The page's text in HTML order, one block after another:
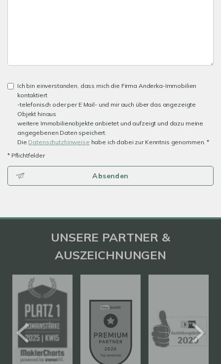
Ich bin einverstanden, dass mich die Firma Anderka-Immobilien
kontaktiert
-telefonisch oder per E Mail- und mir auch über das angezeigte
Objekt hinaus
weitere Immobilienobjekte anbietet und aufzeigt und dazu meine
angegebenen Daten speichert.
Die Datenschutzhinweise habe ich dabei zur Kenntnis genommen. *
* Pflichtfelder
Absenden
UNSERE PARTNER &
AUSZEICHNUNGEN